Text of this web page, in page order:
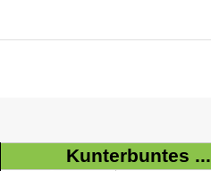
Kunterbuntes ...